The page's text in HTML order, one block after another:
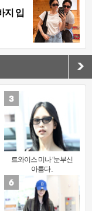
지 입
트와이스 미나 ‘눈부신
아름다..